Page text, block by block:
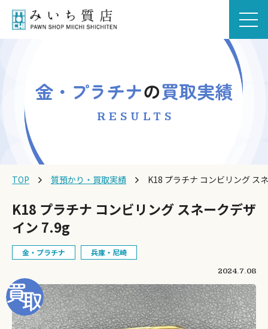
金・プラチナの買取実績
RESULTS
TOP 質預かり・買取実績 K18 プラチナ コンビリング ス
K18 プラチナ コンビリング スネークデザ
イン 7.9g
金・プラチナ 兵庫・尼崎
2024.7.08